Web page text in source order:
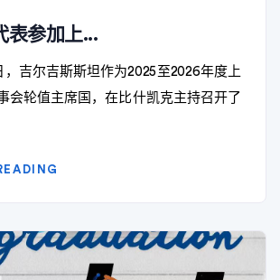
表参加上...
，吉尔吉斯斯坦作为2025至2026年度上
会轮值主席国，在比什凯克主持召开了